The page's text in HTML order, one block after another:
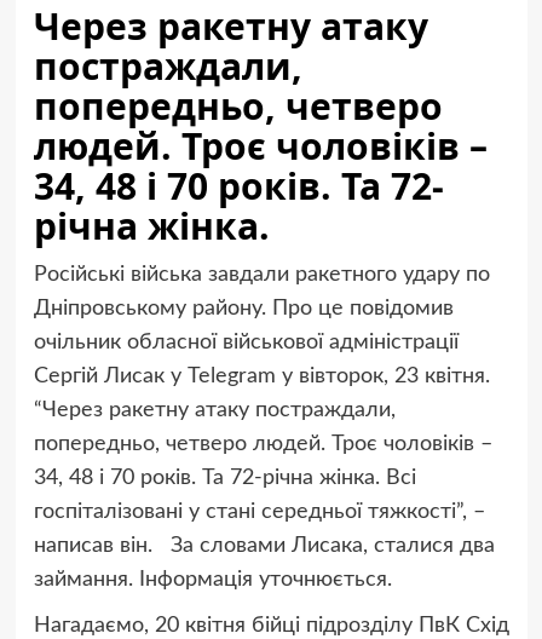
Через ракетну атаку
постраждали,
попередньо, четверо
людей. Троє чоловіків –
34, 48 і 70 років. Та 72-
річна жінка.
Російські війська завдали ракетного удару по
Дніпровському району. Про це повідомив
очільник обласної військової адміністрації
Сергій Лисак у Telegram у вівторок, 23 квітня.
“Через ракетну атаку постраждали,
попередньо, четверо людей. Троє чоловіків –
34, 48 і 70 років. Та 72-річна жінка. Всі
госпіталізовані у стані середньої тяжкості”, –
написав він. За словами Лисака, сталися два
займання. Інформація уточнюється.
Нагадаємо, 20 квітня бійці підрозділу ПвК Схід